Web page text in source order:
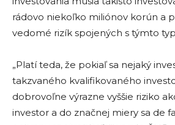
rádovo niekoľko miliónov korún a
vedomé rizík spojených s týmto
„Platí teda, že pokiaľ sa nejaký
takzvaného kvalifikovaného
dobrovoľne výrazne vyššie riziko
investor a do značnej miery sa de